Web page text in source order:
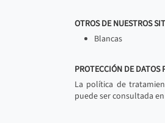
OTROS DE NUESTROS
Blancas
PROTECCIÓN DE DATOS
La política de
puede ser consultada en